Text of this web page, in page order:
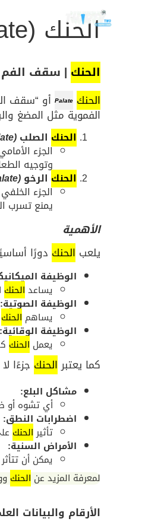
الحنك (Palate):
الحنك | سقف الفم
الحنك Palate أو “سقف
الفموية مثل المضغ
الحنك الصلب (Hard Palate)
الجزء
وتوجيه
الحنك الرخو (Soft Palate)
الجزء
يمنع تسرب
الأهمية
يلعب الحنك دورًا
الوظيفة
يساعد الحنك
الوظيفة الصوتية:
يساهم الحنك
الوظيفة الوقائية:
يعمل الحنك
كما يعتبرالحنك جزءًا
مشاكل البلع:
أي تشوه أو
اضطرابات النطق:
تأثيرالحنك
الأمراض السنية:
يمكن أن
لمعرفة المزيد عن الحنك
الأرقام والبيانات